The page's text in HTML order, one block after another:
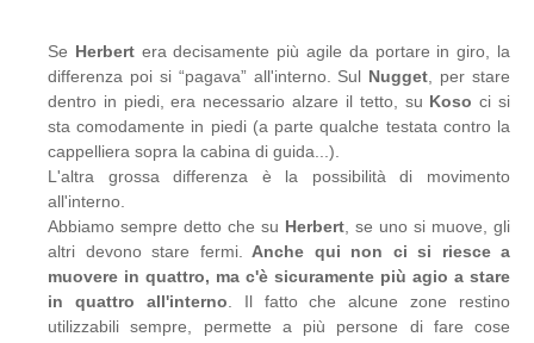
Se Herbertera decisamente più agile da portare in giro, la
differenza poi si “pagava” all'interno. Sul Nugget , per stare
dentro in piedi, era necessario alzare il tetto, su Koso ci si
sta comodamente in piedi (a parte qualche testata contro la
cappelliera sopra la cabina di guida...).
L'altra grossa differenza è la possibilità di movimento
all'interno.
Abbiamo sempre detto che su Herbert , se uno si muove, gli
altri devono stare fermi.
Anche qui non ci si riesce a
muovere in quattro, ma c'è sicuramente più agio a stare
in quattro all'interno . Il fatto che alcune zone restino
utilizzabili sempre, permette a più persone di fare cose